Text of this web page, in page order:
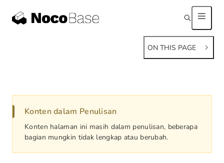
ON THIS PAGE
Konten dalam Penulisan
Konten halaman ini masih dalam penulisan, beberapa
bagian mungkin tidak lengkap atau berubah.